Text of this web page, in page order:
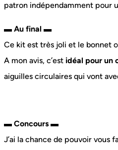
patron indépendamment pour
▬ Au final ▬
Ce kit est très joli et le bonnet
A mon avis, c’est idéal pour un
aiguilles circulaires qui vont
▬ Concours ▬
J’ai la chance de pouvoir vous